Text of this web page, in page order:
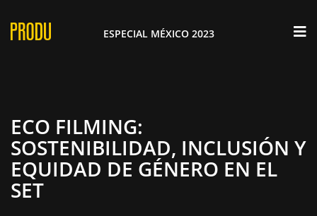
ESPECIAL MÉXICO 2023
ECO FILMING:
SOSTENIBILIDAD, INCLUSIÓN Y
EQUIDAD DE GÉNERO EN EL
SET